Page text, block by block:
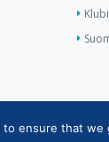
Rotarypalvelu ry
to ensure that